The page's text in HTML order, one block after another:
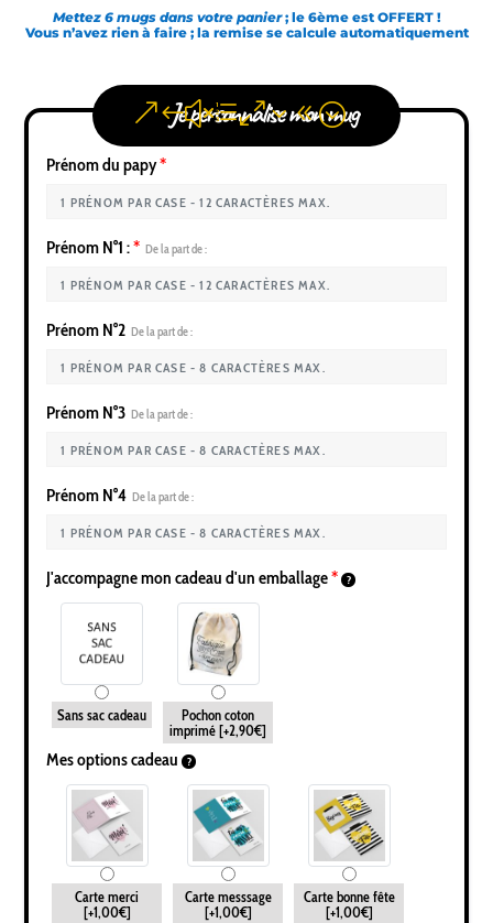
Mettez 6 mugs dans votre panier; le 6ème est OFFERT !
Vous n’avez rien à faire ; la remise se calcule automatiquement
Je personnalise mon mug
Prénom du papy*
Prénom N°1 :* De la part de :
Prénom N°2 De la part de :
Prénom N°3 De la part de :
Prénom N°4 De la part de :
J'accompagne mon cadeau d'un emballage*
Sans sac cadeau
Pochon coton
imprimé[+2,90€]
Mes options cadeau
Carte merci
[+1,00€]
Carte messsage
[+1,00€]
Carte bonne fête
[+1,00€]